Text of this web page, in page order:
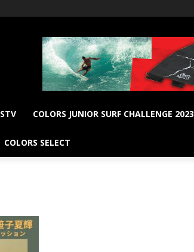
COLORS JUNIOR SURF CHALLENGE 2023
COLORS SELECT